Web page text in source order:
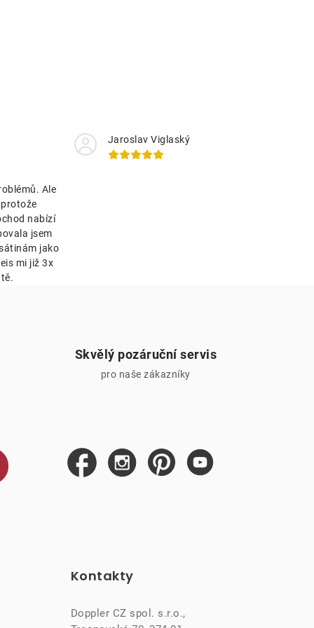
Ale
nabízí
jsem
jako
mi již 3x
Jaroslav Viglaský
Skvělý pozáruční servis
pro naše zákazníky
Kontakty
Doppler CZ spol. s.r.o.,